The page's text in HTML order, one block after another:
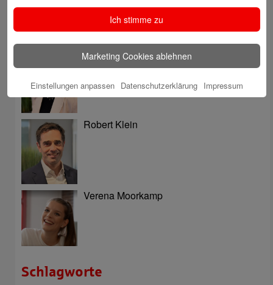
Tatjana Schneider
Robert Klein
Verena Moorkamp
Schlagworte
Ich stimme zu
Marketing Cookies ablehnen
Einstellungen anpassen Datenschutzerklärung Impressum